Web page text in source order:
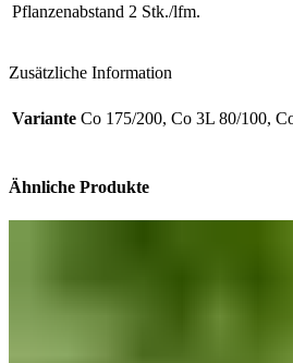
Pflanzenabstand 2 Stk./lfm.
Zusätzliche Information
Variante Co 175/200, Co 3L 80/100,
Ähnliche Produkte